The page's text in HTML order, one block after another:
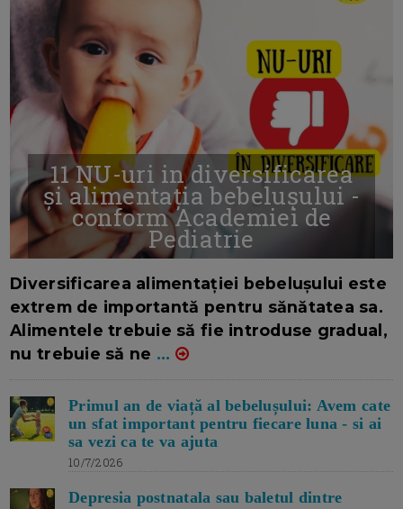
11 NU-uri in diversificarea
și alimentația bebelușului -
conform Academiei de
Pediatrie
Diversificarea alimentației bebelușului este
extrem de importantă pentru sănătatea sa.
Alimentele trebuie să fie introduse gradual,
nu trebuie să ne ...
Primul an de viață al bebelușului: Avem cate
un sfat important pentru fiecare luna - si ai
sa vezi ca te va ajuta
10/7/2026
Depresia postnatala sau baletul dintre